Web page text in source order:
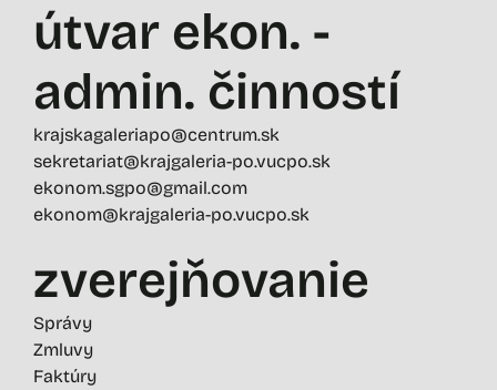
útvar ekon. -
admin. činností
krajskagaleriapo@centrum.sk
sekretariat@krajgaleria-po.vucpo.sk
ekonom.sgpo@gmail.com
ekonom@krajgaleria-po.vucpo.sk
zverejňovanie
Správy
Zmluvy
Faktúry